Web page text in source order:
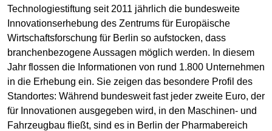
Technologiestiftung seit 2011 jährlich die bundesweite
Innovationserhebung des Zentrums für Europäische
Wirtschaftsforschung für Berlin so aufstocken, dass
branchenbezogene Aussagen möglich werden. In diesem
Jahr flossen die Informationen von rund 1.800 Unternehmen
in die Erhebung ein. Sie zeigen das besondere Profil des
Standortes: Während bundesweit fast jeder zweite Euro, der
für Innovationen ausgegeben wird, in den Maschinen- und
Fahrzeugbau fließt, sind es in Berlin der Pharmabereich